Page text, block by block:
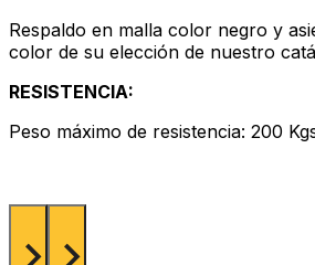
Respaldo en malla color negro y
color de su elección de nuestro
RESISTENCIA:
Peso máximo de resistencia: 200